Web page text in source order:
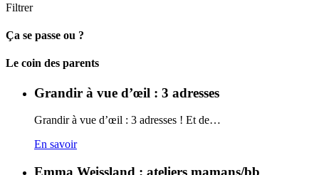
Filtrer
Ça se passe ou ?
Carto
Le coin des parents
Grandir à vue d’œil : 3 adresses
Grandir à vue d’œil : 3 adresses ! Et de…
En savoir
Emma Weissland : ateliers mamans/bb